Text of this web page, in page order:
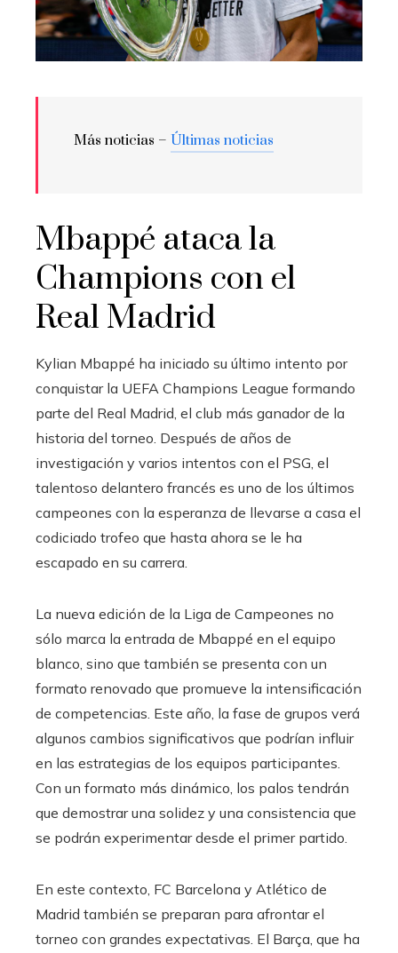
Más noticias – Últimas noticias
Mbappé ataca la
Champions con el
Real Madrid
Kylian Mbappé ha iniciado su último intento por
conquistar la UEFA Champions League formando
parte del Real Madrid, el club más ganador de la
historia del torneo. Después de años de
investigación y varios intentos con el PSG, el
talentoso delantero francés es uno de los últimos
campeones con la esperanza de llevarse a casa el
codiciado trofeo que hasta ahora se le ha
escapado en su carrera.
La nueva edición de la Liga de Campeones no
sólo marca la entrada de Mbappé en el equipo
blanco, sino que también se presenta con un
formato renovado que promueve la intensificación
de competencias. Este año, la fase de grupos verá
algunos cambios significativos que podrían influir
en las estrategias de los equipos participantes.
Con un formato más dinámico, los palos tendrán
que demostrar una solidez y una consistencia que
se podrán experimentar desde el primer partido.
En este contexto, FC Barcelona y Atlético de
Madrid también se preparan para afrontar el
torneo con grandes expectativas. El Barça, que ha